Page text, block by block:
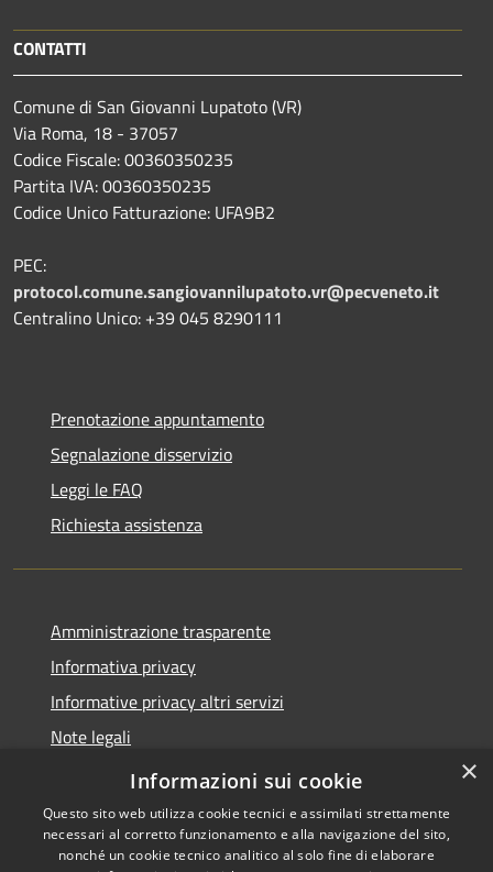
CONTATTI
Comune di San Giovanni Lupatoto (VR)
Via Roma, 18 - 37057
Codice Fiscale: 00360350235
Partita IVA: 00360350235
Codice Unico Fatturazione: UFA9B2
PEC:
protocol.comune.sangiovannilupatoto.vr@pecveneto.it
Centralino Unico: +39 045 8290111
Prenotazione appuntamento
Segnalazione disservizio
Leggi le FAQ
Richiesta assistenza
Amministrazione trasparente
Informativa privacy
Informative privacy altri servizi
Note legali
Dichiarazione di accessibilità
×
Informazioni sui cookie
Questo sito web utilizza cookie tecnici e assimilati strettamente
necessari al corretto funzionamento e alla navigazione del sito,
nonché un cookie tecnico analitico al solo fine di elaborare